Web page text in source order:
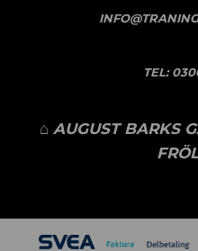
TEL:
⌂ AUGUST BARKS